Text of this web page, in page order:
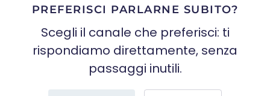
PREFERISCI PARLARNE SUBITO?
Scegli il canale che preferisci: ti
rispondiamo direttamente, senza
passaggi inutili.